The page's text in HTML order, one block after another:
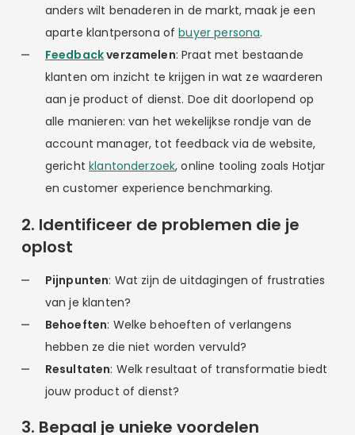
anders wilt benaderen in de markt, maak je een
aparte klantpersona ofbuyer persona.
Feedbackverzamelen: Praat met bestaande
klanten om inzicht te krijgen in wat ze waarderen
aan je product of dienst. Doe dit doorlopend op
alle manieren: van het wekelijkse rondje van de
account manager, tot feedback via de website,
gerichtklantonderzoek, online tooling zoals Hotjar
en customer experience benchmarking.
2. Identificeer de problemen die je
oplost
Pijnpunten: Wat zijn de uitdagingen of frustraties
van je klanten?
Behoeften: Welke behoeften of verlangens
hebben ze die niet worden vervuld?
Resultaten: Welk resultaat of transformatie biedt
jouw product of dienst?
3. Bepaal je unieke voordelen